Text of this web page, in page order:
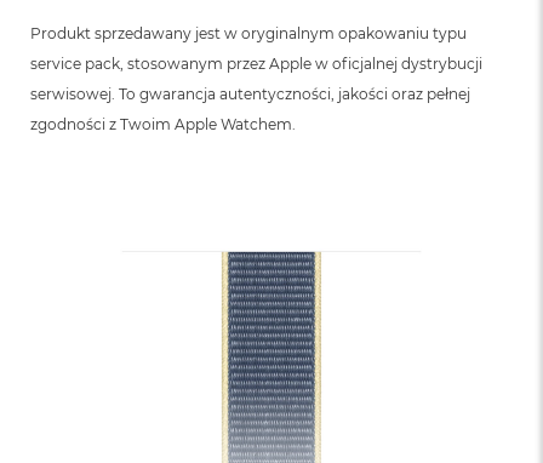
Produkt sprzedawany jest w oryginalnym opakowaniu typu
service pack, stosowanym przez Apple w oficjalnej dystrybucji
serwisowej. To gwarancja autentyczności, jakości oraz pełnej
zgodności z Twoim Apple Watchem.